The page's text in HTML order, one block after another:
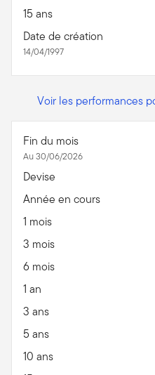
15 ans
Date de création
14/04/1997
Voir les performances
Fin du mois
Au 30/06/2026
Devise
Année en cours
1 mois
3 mois
6 mois
1 an
3 ans
5 ans
10 ans